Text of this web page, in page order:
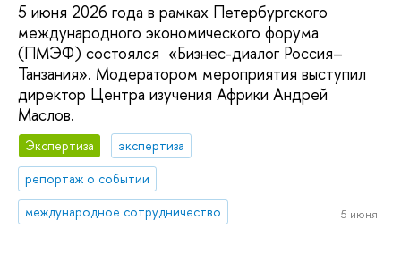
5 июня 2026 года в рамках Петербургского
международного экономического форума
(ПМЭФ) состоялся «Бизнес-диалог Россия–
Танзания». Модератором мероприятия выступил
директор Центра изучения Африки Андрей
Маслов.
Экспертиза
экспертиза
репортаж о событии
международное сотрудничество
5 июня